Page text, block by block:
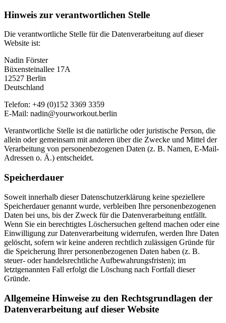
Hinweis zur verantwortlichen Stelle
Die verantwortliche Stelle für die Datenverarbeitung auf dieser
Website ist:
Nadin Förster
Büxensteinallee 17A
12527 Berlin
Deutschland
Telefon: +49 (0)152 3369 3359
E-Mail: nadin@yourworkout.berlin
Verantwortliche Stelle ist die natürliche oder juristische Person, die
allein oder gemeinsam mit anderen über die Zwecke und Mittel der
Verarbeitung von personenbezogenen Daten (z. B. Namen, E-Mail-
Adressen o. Ä.) entscheidet.
Speicherdauer
Soweit innerhalb dieser Datenschutzerklärung keine speziellere
Speicherdauer genannt wurde, verbleiben Ihre personenbezogenen
Daten bei uns, bis der Zweck für die Datenverarbeitung entfällt.
Wenn Sie ein berechtigtes Löschersuchen geltend machen oder eine
Einwilligung zur Datenverarbeitung widerrufen, werden Ihre Daten
gelöscht, sofern wir keine anderen rechtlich zulässigen Gründe für
die Speicherung Ihrer personenbezogenen Daten haben (z. B.
steuer- oder handelsrechtliche Aufbewahrungsfristen); im
letztgenannten Fall erfolgt die Löschung nach Fortfall dieser
Gründe.
Allgemeine Hinweise zu den Rechtsgrundlagen der
Datenverarbeitung auf dieser Website